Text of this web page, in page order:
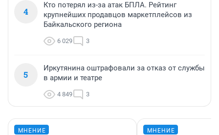
4
Кто потерял из-за атак БПЛА. Рейтинг
крупнейших продавцов маркетплейсов из
Байкальского региона
6 029 3
5
Иркутянина оштрафовали за отказ от службы
в армии и театре
4 849 3
МНЕНИЕ МНЕНИЕ